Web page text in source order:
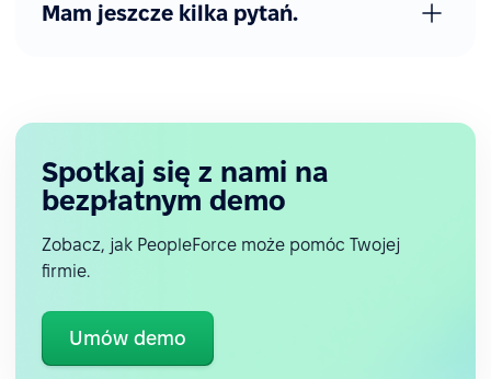
Mam jeszcze kilka pytań.
Spotkaj się z nami na
bezpłatnym demo
Zobacz, jak PeopleForce może pomóc Twojej
firmie.
Umów demo